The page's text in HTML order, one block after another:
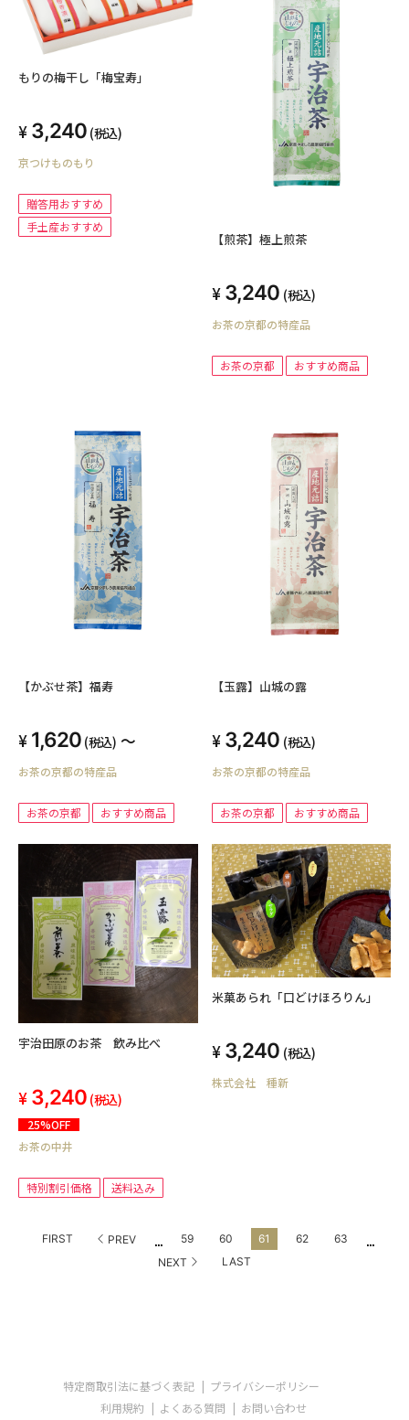
もりの梅干し「梅宝寿」
3,240 (税込)
京つけものもり
贈答用おすすめ
手土産おすすめ
【煎茶】極上煎茶
3,240 (税込)
お茶の京都の特産品
お茶の京都 おすすめ商品
【かぶせ茶】福寿
1,620 (税込) ～
お茶の京都の特産品
お茶の京都 おすすめ商品
【玉露】山城の露
3,240 (税込)
お茶の京都の特産品
お茶の京都 おすすめ商品
宇治田原のお茶 飲み比べ
3,240 (税込)
25%OFF
お茶の中井
特別割引価格 送料込み
米菓あられ「口どけほろりん」
3,240 (税込)
株式会社 種新
FIRST PREV ... 59 60 61 62 63 ...
NEXT LAST
特定商取引法に基づく表記
プライバシーポリシー
利用規約
よくある質問 お問い合わせ